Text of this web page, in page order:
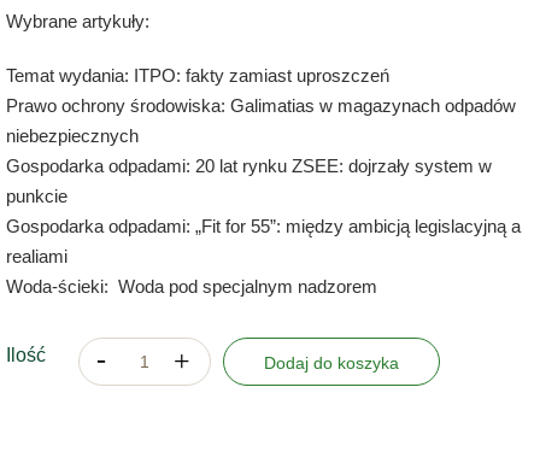
Wybrane artykuły:
Temat wydania: ITPO: fakty zamiast uproszczeń
Prawo ochrony środowiska: Galimatias w magazynach odpadów
niebezpiecznych
Gospodarka odpadami: 20 lat rynku ZSEE: dojrzały system w
punkcie
Gospodarka odpadami: „Fit for 55”: między ambicją legislacyjną a
realiami
Woda-ścieki: Woda pod specjalnym nadzorem
Ilość Dodaj do koszyka